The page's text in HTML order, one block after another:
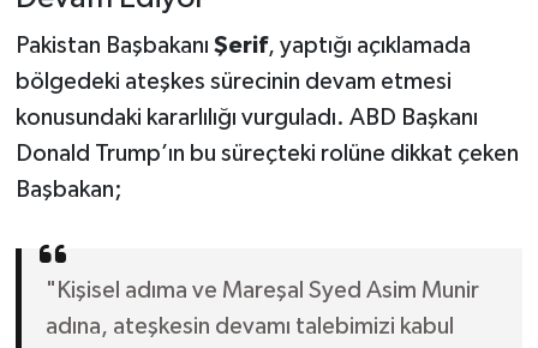
Pakistan Başbakanı Şerif, yaptığı açıklamada
bölgedeki ateşkes sürecinin devam etmesi
konusundaki kararlılığı vurguladı. ABD Başkanı
Donald Trump’ın bu süreçteki rolüne dikkat çeken
Başbakan;
"Kişisel adıma ve Mareşal Syed Asim Munir
adına, ateşkesin devamı talebimizi kabul